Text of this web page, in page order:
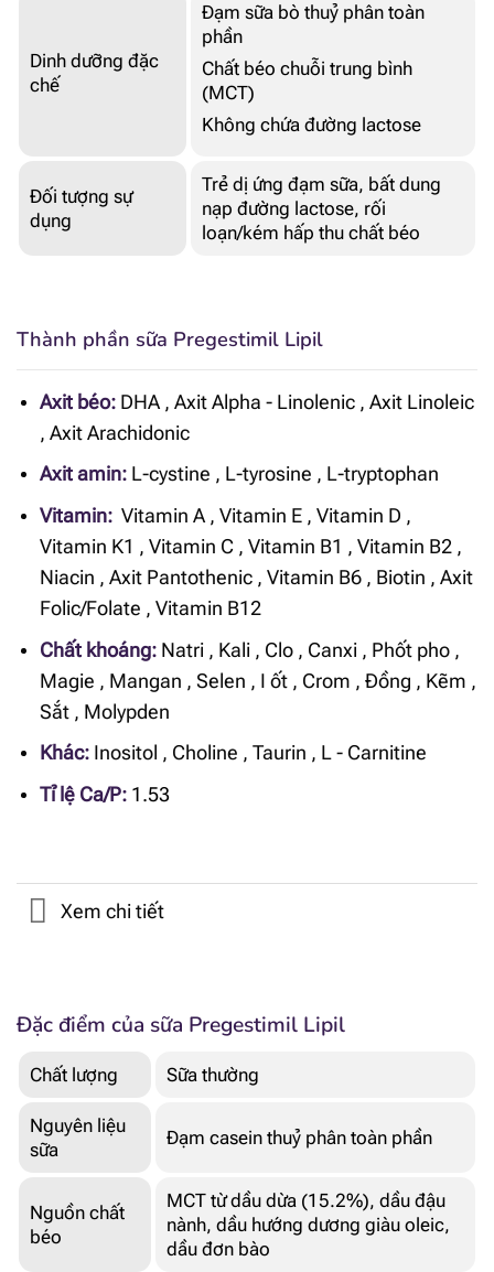
Dinh dưỡng đặc
chế
Đạm sữa bò thuỷ phân toàn
phần
Chất béo chuỗi trung bình
(MCT)
Không chứa đường lactose
Đối tượng sự
dụng
Trẻ dị ứng đạm sữa, bất dung
nạp đường lactose, rối
loạn/kém hấp thu chất béo
Thành phần sữa Pregestimil Lipil
Axit béo: DHA, Axit Alpha - Linolenic, Axit Linoleic
, Axit Arachidonic
Axit amin: L-cystine , L-tyrosine , L-tryptophan
Vitamin: Vitamin A, Vitamin E, Vitamin D ,
Vitamin K1 , Vitamin C, Vitamin B1 , Vitamin B2,
Niacin , Axit Pantothenic, Vitamin B6, Biotin , Axit
Folic/Folate , Vitamin B12
Chất khoáng: Natri, Kali, Clo, Canxi, Phốt pho,
Magie , Mangan , Selen , I ốt, Crom , Đồng , Kẽm ,
Sắt, Molypden
Khác: Inositol , Choline , Taurin , L - Carnitine
Tỉ lệ Ca/P:1.53
Xem chi tiết
Đặc điểm của sữa Pregestimil Lipil
Chất lượng Sữa thường
Nguyên liệu
sữa
Đạm casein thuỷ phân toàn phần
Nguồn chất
béo
MCT từ dầu dừa (15.2%), dầu đậu
nành, dầu hướng dương giàu oleic,
dầu đơn bào